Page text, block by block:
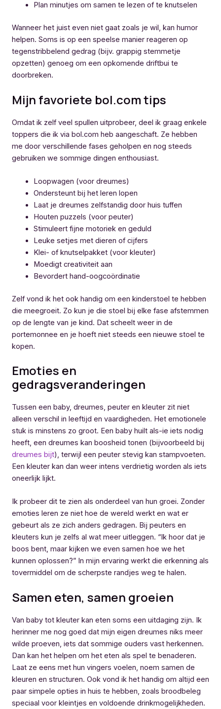
Plan minutjes om samen te lezen of te knutselen
Wanneer het juist even niet gaat zoals je wil, kan humor
helpen. Soms is op een speelse manier reageren op
tegenstribbelend gedrag (bijv. grappig stemmetje
opzetten) genoeg om een opkomende driftbui te
doorbreken.
Mijn favoriete bol.com tips
Omdat ik zelf veel spullen uitprobeer, deel ik graag enkele
toppers die ik via bol.com heb aangeschaft. Ze hebben
me door verschillende fases geholpen en nog steeds
gebruiken we sommige dingen enthousiast.
Loopwagen (voor dreumes)
Ondersteunt bij het leren lopen
Laat je dreumes zelfstandig door huis tuffen
Houten puzzels (voor peuter)
Stimuleert fijne motoriek en geduld
Leuke setjes met dieren of cijfers
Klei- of knutselpakket (voor kleuter)
Moedigt creativiteit aan
Bevordert hand-oogcoördinatie
Zelf vond ik het ook handig om een kinderstoel te hebben
die meegroeit. Zo kun je die stoel bij elke fase afstemmen
op de lengte van je kind. Dat scheelt weer in de
portemonnee en je hoeft niet steeds een nieuwe stoel te
kopen.
Emoties en
gedragsveranderingen
Tussen een baby, dreumes, peuter en kleuter zit niet
alleen verschil in leeftijd en vaardigheden. Het emotionele
stuk is minstens zo groot. Een baby huilt als-ie iets nodig
heeft, een dreumes kan boosheid tonen (bijvoorbeeld bij
dreumes bijt), terwijl een peuter stevig kan stampvoeten.
Een kleuter kan dan weer intens verdrietig worden als iets
oneerlijk lijkt.
Ik probeer dit te zien als onderdeel van hun groei. Zonder
emoties leren ze niet hoe de wereld werkt en wat er
gebeurt als ze zich anders gedragen. Bij peuters en
kleuters kun je zelfs al wat meer uitleggen. “Ik hoor dat je
boos bent, maar kijken we even samen hoe we het
kunnen oplossen?” In mijn ervaring werkt die erkenning als
tovermiddel om de scherpste randjes weg te halen.
Samen eten, samen groeien
Van baby tot kleuter kan eten soms een uitdaging zijn. Ik
herinner me nog goed dat mijn eigen dreumes niks meer
wilde proeven, iets dat sommige ouders vast herkennen.
Dan kan het helpen om het eten als spel te benaderen.
Laat ze eens met hun vingers voelen, noem samen de
kleuren en structuren. Ook vond ik het handig om altijd een
paar simpele opties in huis te hebben, zoals broodbeleg
speciaal voor kleintjes en voldoende drinkmogelijkheden.